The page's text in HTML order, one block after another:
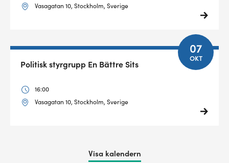
Vasagatan 10, Stockholm, Sverige
07
OKT
Politisk styrgrupp En Bättre Sits
16:00
Vasagatan 10, Stockholm, Sverige
Visa kalendern